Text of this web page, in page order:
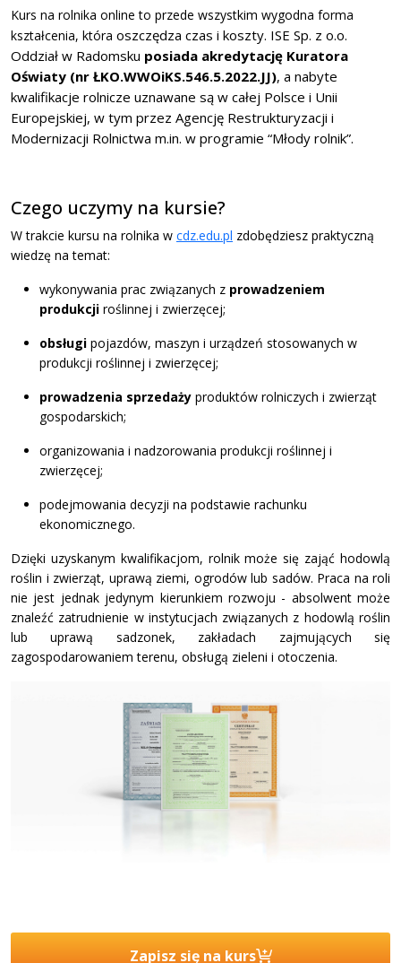
Kurs na rolnika online to przede wszystkim wygodna forma
kształcenia, która oszczędza czas i koszty. ISE Sp. z o.o.
Oddział w Radomsku posiada akredytację Kuratora
Oświaty (nr ŁKO.WWOiKS.546.5.2022.JJ), a nabyte
kwalifikacje rolnicze uznawane są w całej Polsce i Unii
Europejskiej, w tym przez Agencję Restrukturyzacji i
Modernizacji Rolnictwa m.in. w programie “Młody rolnik”.
Czego uczymy na kursie?
W trakcie kursu na rolnika w cdz.edu.pl zdobędziesz praktyczną
wiedzę na temat:
wykonywania prac związanych z prowadzeniem
produkcji roślinnej i zwierzęcej;
obsługi pojazdów, maszyn i urządzeń stosowanych w
produkcji roślinnej i zwierzęcej;
prowadzenia sprzedaży produktów rolniczych i zwierząt
gospodarskich;
organizowania i nadzorowania produkcji roślinnej i
zwierzęcej;
podejmowania decyzji na podstawie rachunku
ekonomicznego.
Dzięki uzyskanym kwalifikacjom, rolnik może się zająć hodowlą
roślin i zwierząt, uprawą ziemi, ogrodów lub sadów. Praca na roli
nie jest jednak jedynym kierunkiem rozwoju - absolwent może
znaleźć zatrudnienie w instytucjach związanych z hodowlą roślin
lub uprawą sadzonek, zakładach zajmujących się
zagospodarowaniem terenu, obsługą zieleni i otoczenia.
Zapisz się na kurs